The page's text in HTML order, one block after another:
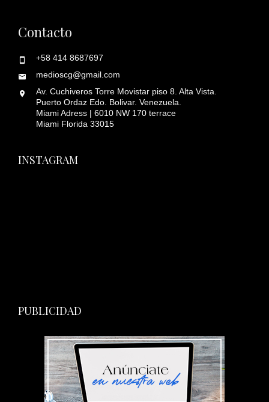
Contacto
+58 414 8687697
medioscg@gmail.com
Av. Cuchiveros Torre Movistar piso 8. Alta Vista.
Puerto Ordaz Edo. Bolivar. Venezuela.
Miami Adress | 6010 NW 170 terrace
Miami Florida 33015
INSTAGRAM
PUBLICIDAD